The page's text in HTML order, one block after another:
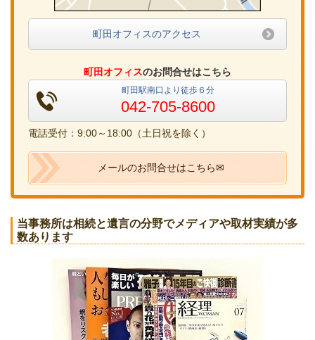
町田オフィスのアクセス
町田オフィスのお問合せはこちら
町田駅南口より徒歩６分
042-705-8600
電話受付：9:00～18:00（土日祝を除く）
メールのお問合せはこちら✉
当事務所は相続と遺言の分野でメディアや取材実績が多
数あります